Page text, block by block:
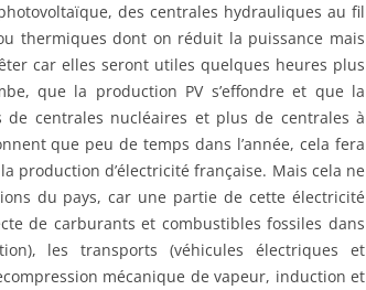
des centrales hydrauliques au fil
thermiques dont on réduit la puissance mais
car elles seront utiles quelques heures plus
que la production PV s’effondre et que la
de centrales nucléaires et plus de centrales à
que peu de temps dans l’année, cela fera
production d’électricité française. Mais cela ne
du pays, car une partie de cette électricité
de carburants et combustibles fossiles dans
les transports (véhicules électriques et
mécanique de vapeur, induction et